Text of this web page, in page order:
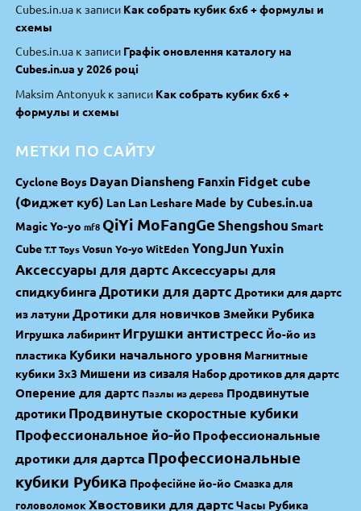
Cubes.in.ua к записи Как собрать кубик 6х6 + формулы и
схемы
Cubes.in.ua к записи Графік оновлення каталогу на
Cubes.in.ua у 2026 році
Maksim Antonyuk к записи Как собрать кубик 6х6 +
формулы и схемы
МЕТКИ ПО САЙТУ
Cyclone Boys DayanDiansheng Fanxin Fidget cube
(Фиджет куб) Lan Lan Leshare Made by Cubes.in.ua
Magic Yo-yo mf8 QiYi MoFangGeShengshou Smart
Cube T.T Toys Vosun Yo-yoWitEden YongJun Yuxin
Аксессуары для дартс Аксессуары для
спидкубинга Дротики для дартс Дротики для дартс
из латуни Дротики для новичков Змейки Рубика
Игрушка лабиринт Игрушки антистресс Йо-йо из
пластика Кубики начального уровня Магнитные
кубики 3х3 Мишени из сизаля Набор дротиков для дартс
Оперение для дартс Пазлы из дерева Продвинутые
дротики Продвинутые скоростные кубики
Профессиональное йо-йоПрофессиональные
дротики для дартса Профессиональные
кубики Рубика Професійне йо-йо Смазка для
головоломокХвостовики для дартсЧасы Рубика